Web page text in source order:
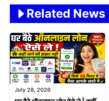
Related News
July 28, 2026